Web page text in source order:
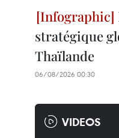
stratégique
Thaïlande
06/08/2026 00:30
VIDEOS